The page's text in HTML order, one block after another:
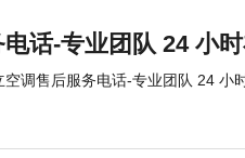
话-专业团队 24 小
空调售后服务电话-专业团队 24 小